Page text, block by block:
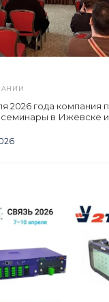
2026 года компания
семинары в Ижевске